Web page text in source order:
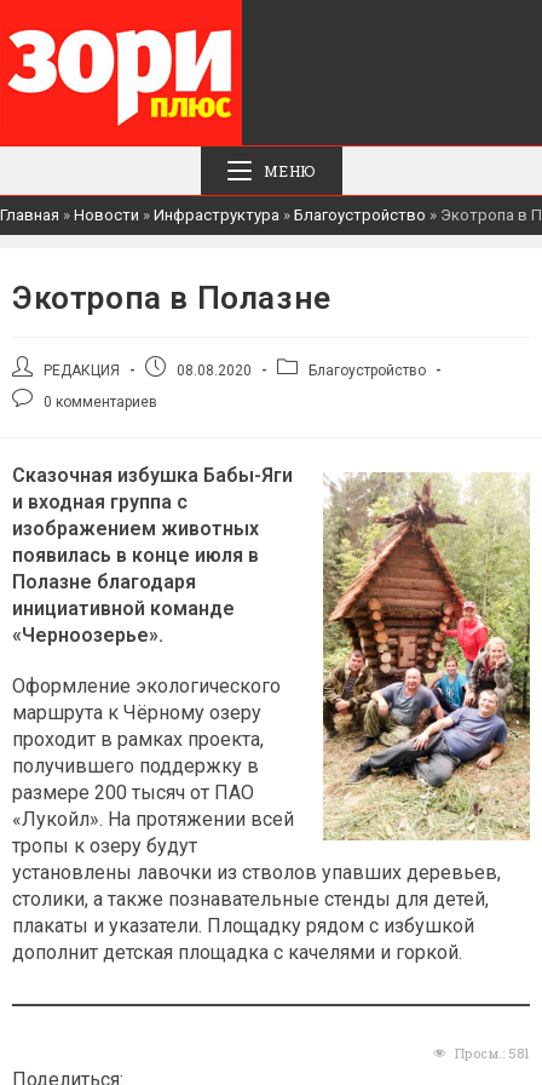
МЕНЮ
Главная » Новости » Инфраструктура » Благоустройство » Экотропа в
Экотропа в Полазне
Автор
записи:
РЕДАКЦИЯ
Запись08.08.2020
РубрикаБлагоустройство
Комментарии
0 комментариев
Сказочная избушка Бабы-Яги
и входная группа с
изображением животных
появилась в конце июля в
Полазне благодаря
инициативной команде
«Черноозерье».
Оформление экологического
маршрута к Чёрному озеру
проходит в рамках проекта,
получившего поддержку в
размере 200 тысяч от ПАО
«Лукойл». На протяжении всей
тропы к озеру будут
установлены лавочки из стволов упавших деревьев,
столики, а также познавательные стенды для детей,
плакаты и указатели. Площадку рядом с избушкой
дополнит детская площадка с качелями и горкой.
Просм.: 581
Поделиться: